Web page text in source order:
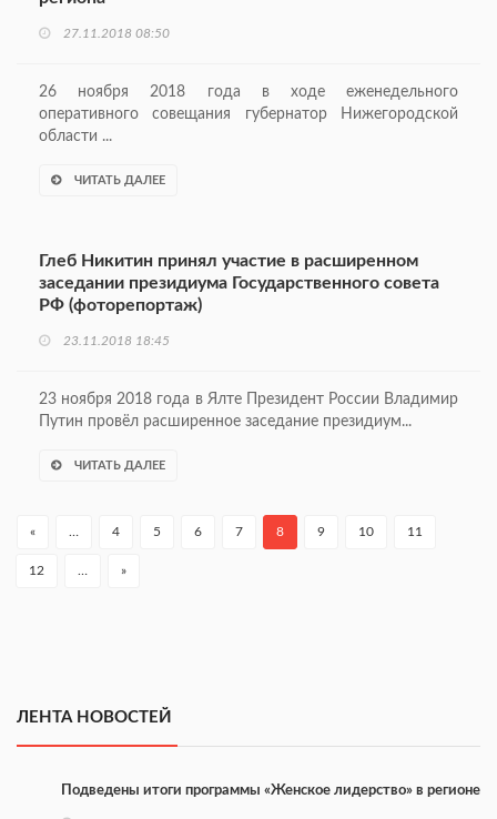
27.11.2018 08:50
26 ноября 2018 года в ходе еженедельного
оперативного совещания губернатор Нижегородской
области ...
ЧИТАТЬ ДАЛЕЕ
Глеб Никитин принял участие в расширенном
заседании президиума Государственного совета
РФ (фоторепортаж)
23.11.2018 18:45
23 ноября 2018 года в Ялте Президент России Владимир
Путин провёл расширенное заседание президиум...
ЧИТАТЬ ДАЛЕЕ
« … 4 5 6 7 8 9 10 11
12 … »
ЛЕНТА НОВОСТЕЙ
Подведены итоги программы «Женское лидерство» в регионе